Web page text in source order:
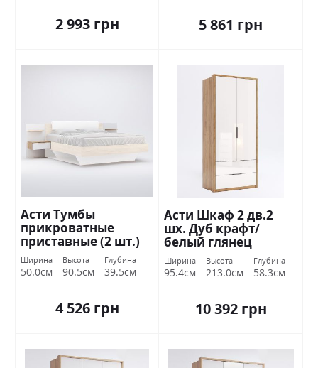
2 993 грн 5 861 грн
Асти Тумбы
прикроватные
приставные (2 шт.)
Дуб крафт / белый
глянец Миромарк
Ширина
50.0см
Высота
90.5см
Глубина
39.5см
4 526 грн
Асти Шкаф 2 дв.2
шх. Дуб крафт/
белый глянец
Миромарк
Ширина
95.4см
Высота
213.0см
Глубина
58.3см
10 392 грн